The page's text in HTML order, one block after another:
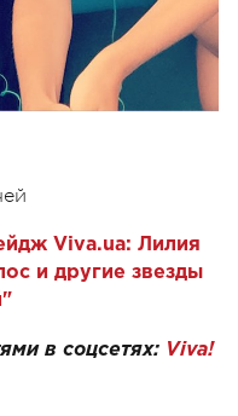
Viva.ua: Лилия
и другие звезды
в соцсетях: Viva!